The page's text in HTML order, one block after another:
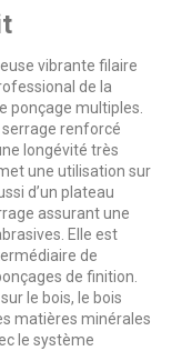
vibrante filaire
de la
ponçage multiples.
serrage renforcé
longévité très
une utilisation sur
d’un plateau
assurant une
Elle est
de
de finition.
le bois, le bois
matières minérales
le système